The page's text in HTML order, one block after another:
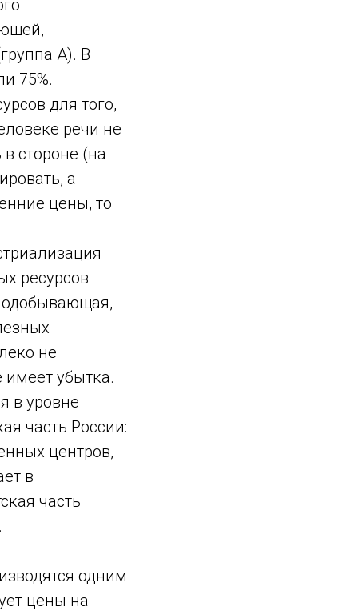
А). В
75%.
для того,
речи не
стороне (на
а
цены, то
ресурсов
не
убытка.
в уровне
часть России:
центров,
в
часть
одним
цены на